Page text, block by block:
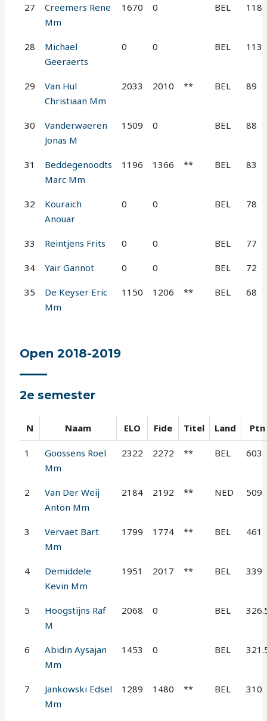
27
Creemers Rene
Mm
1670 0 BEL 118
28
Michael
Geeraerts
0 0 BEL 113
29
Van Hul
Christiaan Mm
2033 2010 ** BEL 89
30
Vanderwaeren
Jonas M
1509 0 BEL 88
31
Beddegenoodts
Marc Mm
1196 1366 ** BEL 83
32
Kouraich
Anouar
0 0 BEL 78
33 Reintjens Frits 0 0 BEL 77
34 Yair Gannot 0 0 BEL 72
35
De Keyser Eric
Mm
1150 1206 ** BEL 68
Open 2018-2019
2e semester
N Naam ELO Fide Titel Land Ptn
1
Goossens Roel
Mm
2322 2272 ** BEL 603
2
Van Der Weij
Anton Mm
2184 2192 ** NED 509
3
Vervaet Bart
Mm
1799 1774 ** BEL 461
4
Demiddele
Kevin Mm
1951 2017 ** BEL 339
5
Hoogstijns Raf
M
2068 0 BEL
6
Abidin Aysajan
Mm
1453 0 BEL
7
Jankowski Edsel
Mm
1289 1480 ** BEL 310